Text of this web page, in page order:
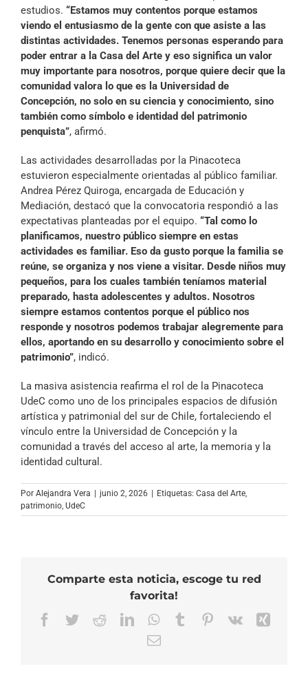
estudios. “Estamos muy contentos porque estamos
viendo el entusiasmo de la gente con que asiste a las
distintas actividades. Tenemos personas esperando para
poder entrar a la Casa del Arte y eso significa un valor
muy importante para nosotros, porque quiere decir que la
comunidad valora lo que es la Universidad de
Concepción, no solo en su ciencia y conocimiento, sino
también como símbolo e identidad del patrimonio
penquista”, afirmó.
Las actividades desarrolladas por la Pinacoteca
estuvieron especialmente orientadas al público familiar.
Andrea Pérez Quiroga, encargada de Educación y
Mediación, destacó que la convocatoria respondió a las
expectativas planteadas por el equipo. “Tal como lo
planificamos, nuestro público siempre en estas
actividades es familiar. Eso da gusto porque la familia se
reúne, se organiza y nos viene a visitar. Desde niños muy
pequeños, para los cuales también teníamos material
preparado, hasta adolescentes y adultos. Nosotros
siempre estamos contentos porque el público nos
responde y nosotros podemos trabajar alegremente para
ellos, aportando en su desarrollo y conocimiento sobre el
patrimonio”, indicó.
La masiva asistencia reafirma el rol de la Pinacoteca
UdeC como uno de los principales espacios de difusión
artística y patrimonial del sur de Chile, fortaleciendo el
vínculo entre la Universidad de Concepción y la
comunidad a través del acceso al arte, la memoria y la
identidad cultural.
Por Alejandra Vera junio 2, 2026 Etiquetas: Casa del Arte,
patrimonio, UdeC
Comparte esta noticia, escoge tu red
favorita!
Facebook
TwitterRedditLinkedInWhatsApp
TumblrPinterest
Vk
Correo